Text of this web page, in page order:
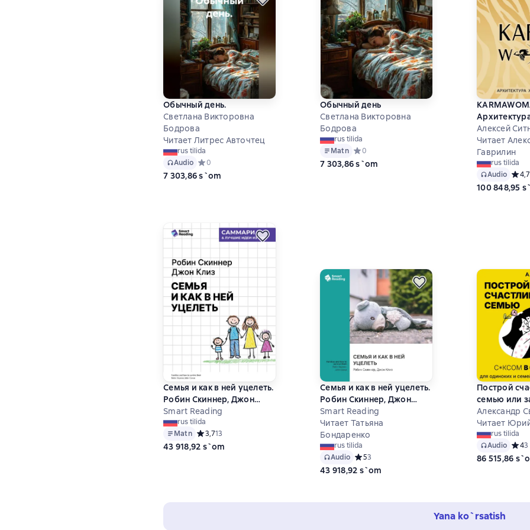
Обычный день.
Светлана Викторовна
Бодрова
Читает Литрес Авточтец
rus tilida
Audio Средний рейтинг 0 на основе 0 оценок
0
7 303,86 s`om
Обычный день
Светлана Викторовна
Бодрова
rus tilida
Matn Средний рейтинг 0 на основе 0 оценок
0
7 303,86 s`om
энергии
Алексей
Читает
Гаврилин
rus tilida
Audio
4,7
100 848,95
Семья и как в ней уцелеть.
Робин Скиннер, Джон
Клиз. Саммари
Smart Reading
rus tilida
Matn Средний рейтинг 3,7 на основе 13 оценок
3,713
43 918,92 s`om
Семья и как в ней уцелеть.
Робин Скиннер, Джон
Клиз. Саммари
Smart Reading
Читает Татьяна
Бондаренко
rus tilida
Audio Средний рейтинг 5 на основе 3 оценок
53
43 918,92 s`om
Построй
семью или
с*ксом в
Для
женщин и
Александр
Читает
rus tilida
Audio
43
86 515,86
Yana ko`rsatish